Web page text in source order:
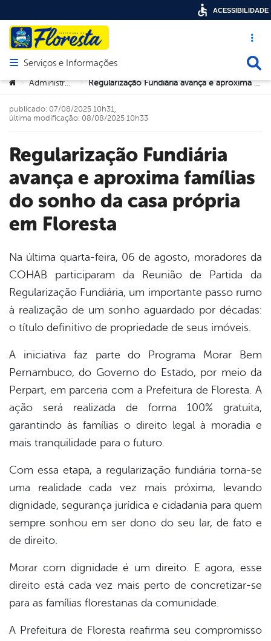
Acesso
Abrir menu principal de navegação
Serviços e Informações
Você está aqui:
> Administração > Regularização Fundiária avança e aproxima famílias do sonho da casa própria em Floresta
Regularização Fundiária
avança e aproxima famílias
do sonho da casa própria
em Floresta
publicado: 07/08/2025 10h31,
última modificação: 08/08/2025 10h33
Na última quarta-feira, 06 de agosto, moradores da
COHAB participaram da Reunião de Partida da
Regularização Fundiária, um importante passo rumo
à realização de um sonho aguardado por décadas:
o título definitivo de propriedade de seus imóveis.
A iniciativa faz parte do Programa Morar Bem
Pernambuco, do Governo do Estado, por meio da
Perpart, em parceria com a Prefeitura de Floresta. A
ação será realizada de forma 100% gratuita,
garantindo às famílias o direito legal à moradia e
mais tranquilidade para o futuro.
Com essa etapa, a regularização fundiária torna-se
uma realidade cada vez mais próxima, levando
dignidade, segurança jurídica e cidadania para quem
sempre sonhou em ser dono do seu lar, de fato e
de direito.
Morar com dignidade é um direito. E agora, esse
direito está cada vez mais perto de concretizar-se
para as famílias florestanas da comunidade.
A Prefeitura de Floresta reafirma seu compromisso
ACESSIBILIDADE